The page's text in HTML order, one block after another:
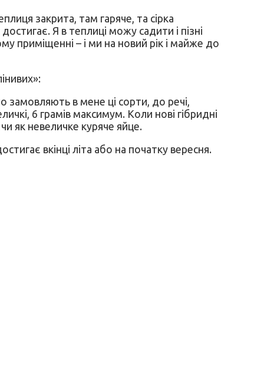
закрита, там гаряче, та сірка
Я в теплиці можу садити і пізні
приміщенні – і ми на новий рік і майже до
в мене ці сорти, до речі,
6 грамів максимум. Коли нові гібридні
як невеличке куряче яйце.
вкінці літа або на початку вересня.